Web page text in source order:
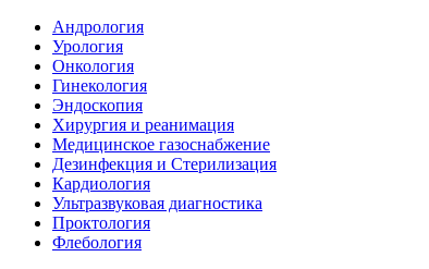
Андрология
Урология
Онкология
Гинекология
Эндоскопия
Хирургия и реанимация
Медицинское газоснабжение
Дезинфекция и Стерилизация
Кардиология
Ультразвуковая диагностика
Проктология
Флебология